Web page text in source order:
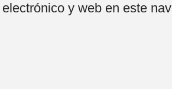
y web en este